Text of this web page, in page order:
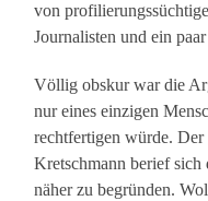
von
Journalisten und ein
Völlig obskur war die
nur eines einzigen
rechtfertigen würde.
Kretschmann berief sich
näher zu begründen.